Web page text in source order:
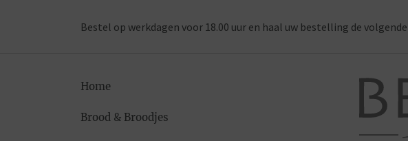
Bestel op werkdagen voor 18.00 uur en haal uw bestelling de
Home
Brood & Broodjes